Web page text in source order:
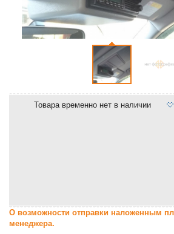
Товара временно нет в наличии
О возможности отправки наложенным
менеджера.